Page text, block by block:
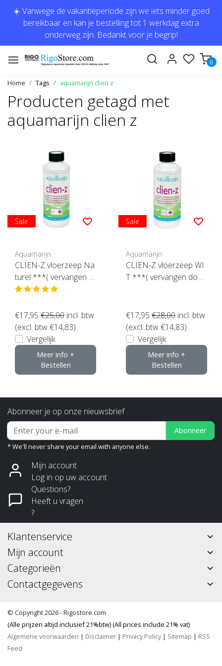
☀️ Vanwege de vakantieperiode zijn we iets minder goed
bereikbaar en kan je bestelling tot 1 werkdag extra
onderweg zijn. Bedankt voor je begrip!
0
Home Tags aquamarijn clien z
Producten getagd met
aquamarijn clien z
Sale
Aquamarijn
CLIEN-Z vloerzeep Na
turel ***( vervangen d
oor de Royl zeep)
€17,95 €25,00 incl. btw
(excl. btw €14,83)
Vergelijk
Meer info +
Bestellen
Sale
Aquamarijn
CLIEN-Z vloerzeep WI
T ***( vervangen door
€17,95 €28,00 incl. btw
(excl. btw €14,83)
Vergelijk
Meer info +
Bestellen
Abonneer je op onze nieuwsbrief
Abonneer
* We'll never share your email with anyone else.
Mijn account
Log in op uw account
Questions?
Heeft u vragen
?
Klantenservice
Mijn account
Categorieën
Contactgegevens
© Copyright 2026 - Rigostore.com
(Alle prijzen altijd inclusief 21%btw) (All prices include 21% vat)
Algemene voorwaarden | Disclaimer | Privacy Policy| Sitemap | RSS
Feed